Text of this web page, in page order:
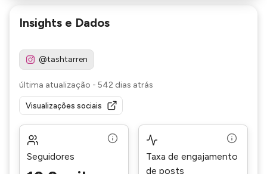
Insights e Dados
@tashtarren
última atualização - 542 dias atrás
Visualizações sociais
Seguidores
Taxa de engajamento
de posts